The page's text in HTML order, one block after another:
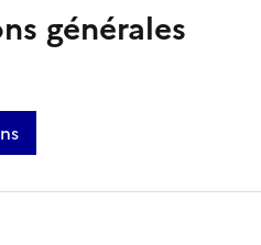
générales